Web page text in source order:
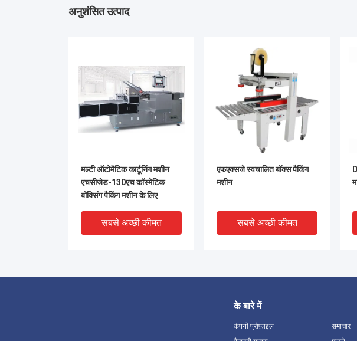
अनुशंसित उत्पाद
मल्टी ऑटोमैटिक कार्टूनिंग मशीन
एचसीजेड-130एच कॉस्मेटिक
बॉक्सिंग पैकिंग मशीन के लिए
सबसे अच्छी कीमत
एफएक्सजे स्वचालित बॉक्स पैकिंग
मशीन
सबसे अच्छी कीमत
के बारे में
कंपनी प्रोफ़ाइल
समाचार